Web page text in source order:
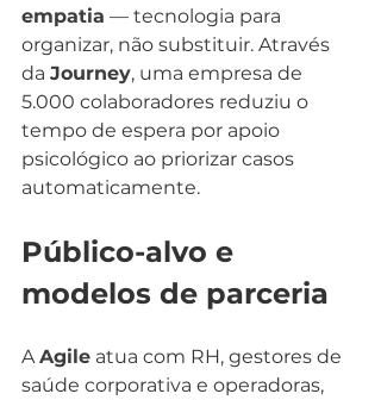
empatia — tecnologia para
organizar, não substituir. Através
da Journey, uma empresa de
5.000 colaboradores reduziu o
tempo de espera por apoio
psicológico ao priorizar casos
automaticamente.
Público-alvo e
modelos de parceria
A Agile atua com RH, gestores de
saúde corporativa e operadoras,